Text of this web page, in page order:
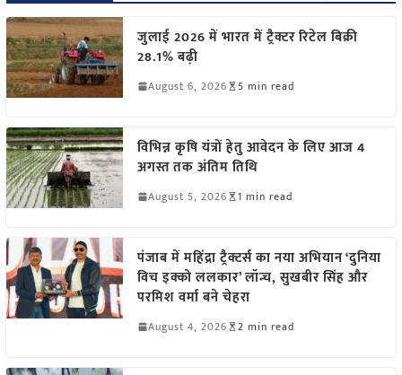
जुलाई 2026 में भारत में ट्रैक्टर रिटेल बिक्री
28.1% बढ़ी
August 6, 2026 5 min read
विभिन्न कृषि यंत्रों हेतु आवेदन के लिए आज 4
अगस्त तक अंतिम तिथि
August 5, 2026 1 min read
पंजाब में महिंद्रा ट्रैक्टर्स का नया अभियान ‘दुनिया
विच इक्को ललकार’ लॉन्च, सुखबीर सिंह और
परमिश वर्मा बने चेहरा
August 4, 2026 2 min read